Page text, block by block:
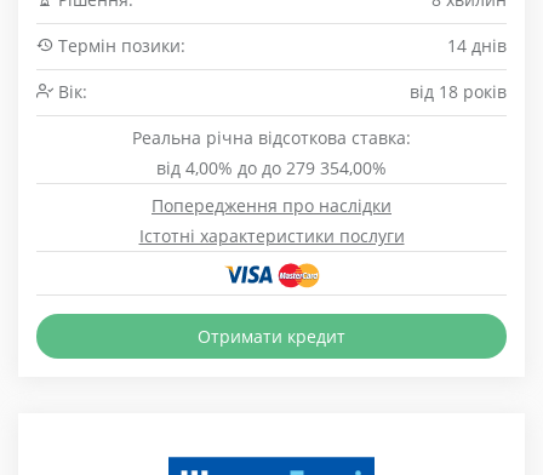
Термін позики:
14 днів
Вік:
від 18 років
Реальна річна відсоткова ставка:
від 4,00% до до 279 354,00%
Попередження про наслідки
Істотні характеристики послуги
Отримати кредит